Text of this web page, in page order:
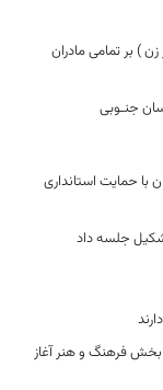
) بر تمامی مادران
جنـوبی
استان با حمایت استانداری
جلسه داد
بخش فرهنگ و هنر آغاز